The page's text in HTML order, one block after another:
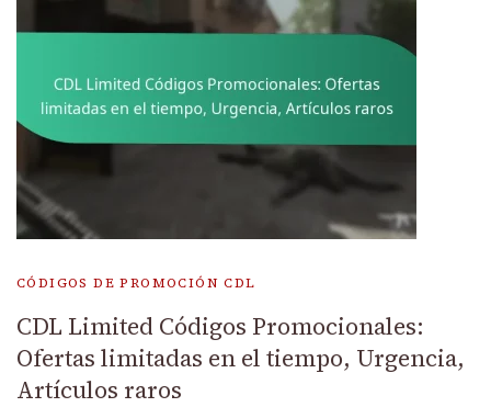
CÓDIGOS DE PROMOCIÓN CDL
CDL Limited Códigos Promocionales:
Ofertas limitadas en el tiempo, Urgencia,
Artículos raros